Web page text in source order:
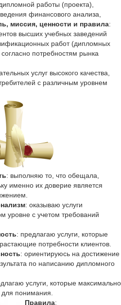
работы (проекта),
финансового анализа,
миссия, ценности и правила:
высших учебных заведений
работ (дипломных
потребностям рынка
услуг высокого качества,
с различным уровнем
: выполняю то, что обещала,
именно их доверие является
: оказываю услуги
уровне с учетом требований
: предлагаю услуги, которые
потребности клиентов.
: ориентируюсь на достижение
по написанию дипломного
услуги, которые максимально
понимания.
Правила: